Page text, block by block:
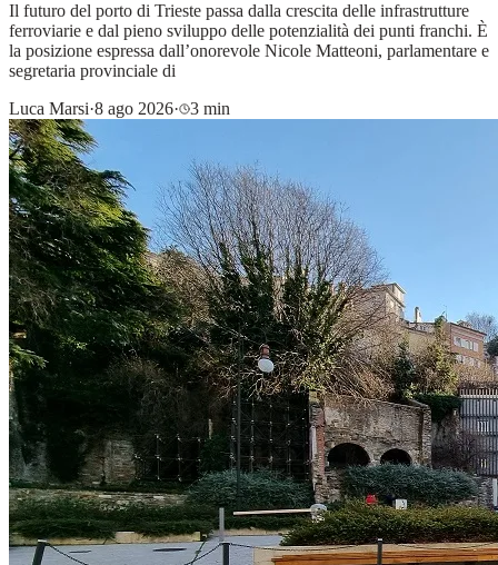
Il futuro del porto di Trieste passa dalla crescita delle infrastrutture
ferroviarie e dal pieno sviluppo delle potenzialità dei punti franchi. È
la posizione espressa dall’onorevole Nicole Matteoni, parlamentare e
segretaria provinciale di
Luca Marsi·8 ago 2026· 3 min